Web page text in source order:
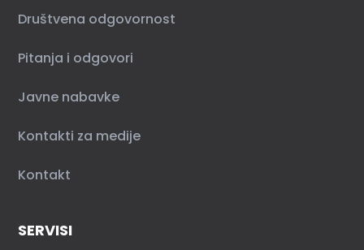
Društvena odgovornost
Pitanja i odgovori
Javne nabavke
Kontakti za medije
Kontakt
SERVISI